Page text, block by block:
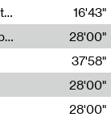
Light turbulences #1 : ON TIME (live voix-batterie) avec Jérôme Game & Jean-Michel Espitallier
16'43"
Radia Show #1094 Chronicles from the Arab Cold War by Ghazi Barakat
28'00"
37'58"
28'00"
28'00"